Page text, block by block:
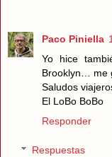
Paco Piniella
Yo hice
Brooklyn… me
Saludos
El LoBo BoBo
Responder
Respuestas